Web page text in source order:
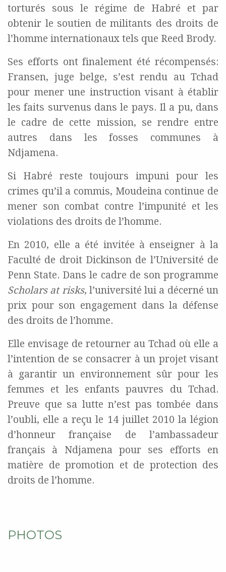
torturés sous le régime de Habré et par
obtenir le soutien de militants des droits de
l’homme internationaux tels que Reed Brody.
Ses efforts ont finalement été récompensés:
Fransen, juge belge, s’est rendu au Tchad
pour mener une instruction visant à établir
les faits survenus dans le pays. Il a pu, dans
le cadre de cette mission, se rendre entre
autres dans les fosses communes à
Ndjamena.
Si Habré reste toujours impuni pour les
crimes qu’il a commis, Moudeina continue de
mener son combat contre l’impunité et les
violations des droits de l’homme.
En 2010, elle a été invitée à enseigner à la
Faculté de droit Dickinson de l’Université de
Penn State. Dans le cadre de son programme
Scholars at risks, l’université lui a décerné un
prix pour son engagement dans la défense
des droits de l’homme.
Elle envisage de retourner au Tchad où elle a
l’intention de se consacrer à un projet visant
à garantir un environnement sûr pour les
femmes et les enfants pauvres du Tchad.
Preuve que sa lutte n’est pas tombée dans
l’oubli, elle a reçu le 14 juillet 2010 la légion
d’honneur française de l’ambassadeur
français à Ndjamena pour ses efforts en
matière de promotion et de protection des
droits de l’homme.
PHOTOS